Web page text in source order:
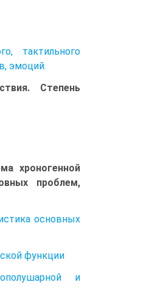
тактильного
эмоций.
Степень
хроногенной
проблем,
основных
функции
и